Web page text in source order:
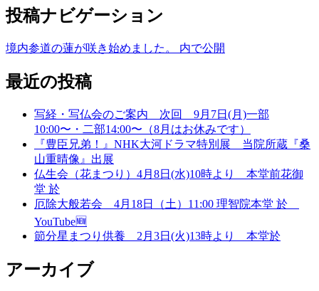
投稿ナビゲーション
境内参道の蓮が咲き始めました。 内で公開
最近の投稿
写経・写仏会のご案内 次回 9月7日(月)一部
10:00〜・二部14:00〜（8月はお休みです）
『豊臣兄弟！』NHK大河ドラマ特別展 当院所蔵『桑
山重晴像』出展
仏生会（花まつり）4月8日(水)10時より 本堂前花御
堂 於
厄除大般若会 4月18日（土）11:00 理智院本堂 於
YouTube🆕
節分星まつり供養 2月3日(火)13時より 本堂於
アーカイブ